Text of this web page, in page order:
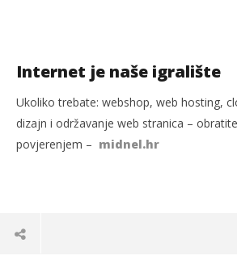
Internet je naše igralište
Ukoliko trebate: webshop, web hosting,
dizajn i održavanje web stranica –
povjerenjem – midnel.hr